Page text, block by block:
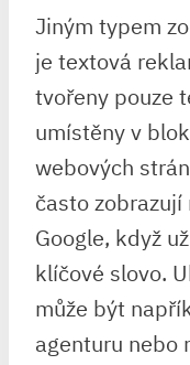
Jiným typem
je textová
tvořeny pouze
umístěny v
webových
často
Google, když
klíčové slovo.
může být
agenturu nebo